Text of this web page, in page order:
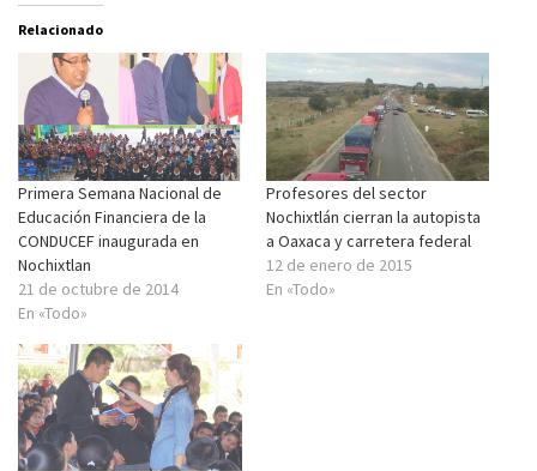
Relacionado
Primera Semana Nacional de
Educación Financiera de la
CONDUCEF inaugurada en
Nochixtlan
21 de octubre de 2014
En «Todo»
Profesores del sector
Nochixtlán cierran la autopista
a Oaxaca y carretera federal
12 de enero de 2015
En «Todo»